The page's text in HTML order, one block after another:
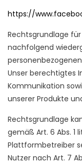
https://
Rechtsgrundlage
nachfolgend
personenbezogenen
Unser berechtigtes
Kommunikation
unserer Produkte
Rechtsgrundlage
gemäß Art. 6 Abs. 1
Plattformbetreiber
Nutzer nach Art. 7